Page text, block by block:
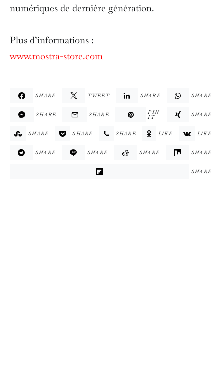
numériques de dernière génération.
Plus d’informations :
www.mostra-store.com
SHARE TWEET SHARE SHARE
SHARE SHARE PIN
IT SHARE
SHARE SHARE SHARE LIKE LIKE
SHARE SHARE SHARE SHARE
SHARE